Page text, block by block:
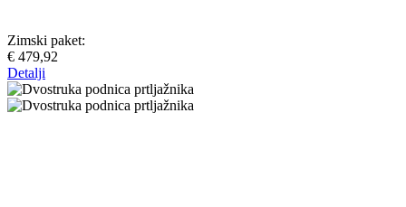
Zimski paket:
€ 479,92
Detalji